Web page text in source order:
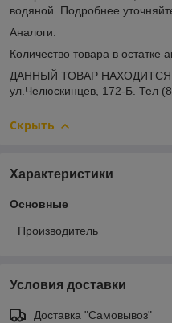
водяной. Подробнее
Аналоги:
Количество товара в остатке
ДАННЫЙ ТОВАР НАХОДИТСЯ
ул.Челюскинцев, 172-Б. Тел
Скрыть
Характеристики
Основные
Производитель
Условия доставки
Доставка "Самовывоз"